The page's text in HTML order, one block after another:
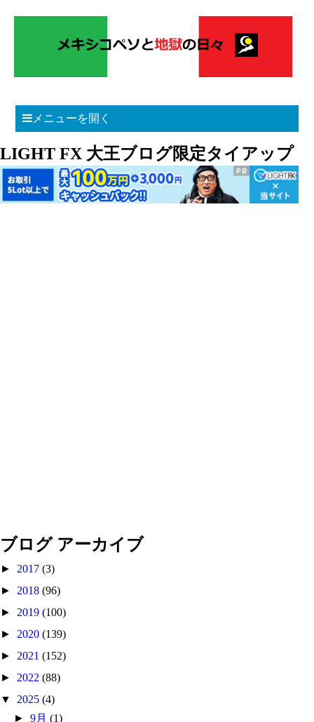
メニューを開く
LIGHT FX 大王ブログ限定タイアップ
ブログ アーカイブ
► 2017 (3)
► 2018 (96)
► 2019 (100)
► 2020 (139)
► 2021 (152)
► 2022 (88)
▼ 2025 (4)
►9月(1)